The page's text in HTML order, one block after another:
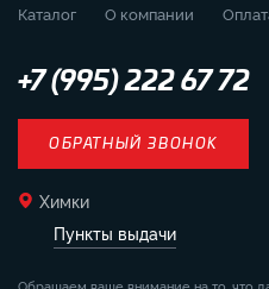
Каталог О компании
+7 (995) 222 67 72
ОБРАТНЫЙ ЗВОНОК
Химки
Пункты выдачи
Обращаем ваше внимание на то, что